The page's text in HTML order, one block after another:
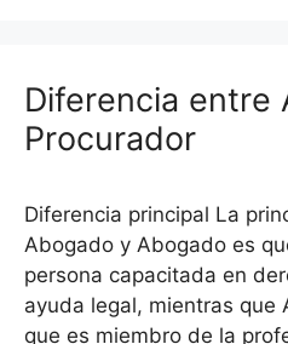
Diferencia entre
Procurador
Diferencia principal La
Abogado y Abogado es
persona capacitada en
ayuda legal, mientras que
que es miembro de la